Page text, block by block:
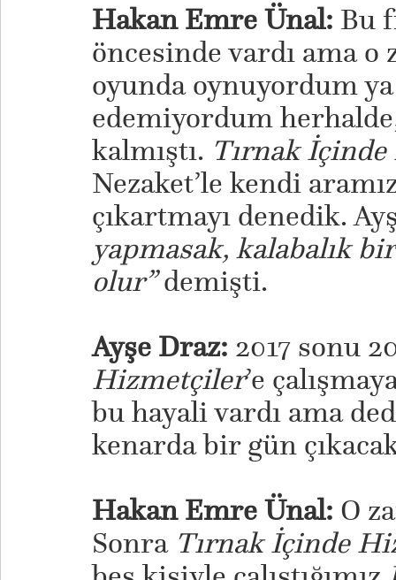
Hakan Emre Ünal: Bu
öncesinde vardı ama
oyunda oynuyordum
edemiyordum
kalmıştı. Tırnak
Nezaket’le kendi
çıkartmayı denedik.
yapmasak, kalabalık
olur”demişti.
Ayşe Draz: 2017 sonu
Hizmetçiler’e
bu hayali vardı ama
kenarda bir gün
Hakan Emre Ünal: O
Sonra Tırnak İçinde